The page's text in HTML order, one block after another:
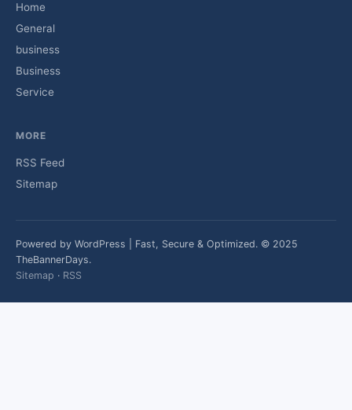
Home
General
business
Business
Service
MORE
RSS Feed
Sitemap
Powered by WordPress | Fast, Secure & Optimized. © 2025
TheBannerDays.
Sitemap · RSS